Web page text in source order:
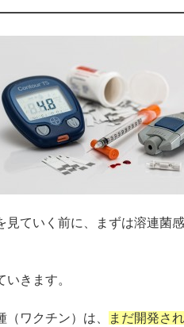
見ていく前に、まずは溶連菌
きます。
ワクチン）は、 まだ開発さ